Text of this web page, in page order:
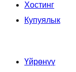
Хостинг
Купуялык
Үйрөнүү